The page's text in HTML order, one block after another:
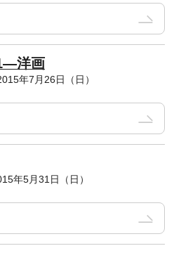
洋画
年7月26日（日）
年5月31日（日）